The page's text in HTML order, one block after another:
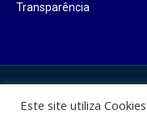
Transparência
Este site utiliza